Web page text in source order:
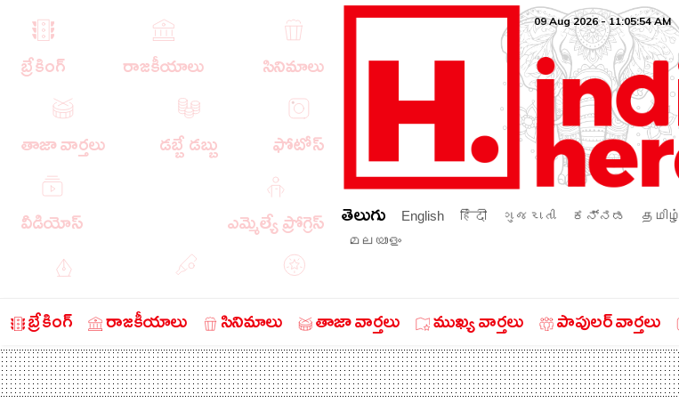
బ్రేకింగ్ రాజకీయాలు సినిమాలు
తాజా వార్తలు డబ్బే డబ్బు ఫోటోస్
వీడియోస్ ఎమ్మెల్యే ప్రోగ్రెస్
ఎడిటోరియల్
చరిత్రలో ఈ రోజు నేరాలు ఆటో
09 Aug 2026 - 11:05:54 AM
తెలుగు English हिंदी ગુજરાતી ಕನ್ನಡ தமிழ்
മലയാളം
బ్రేకింగ్ రాజకీయాలు సినిమాలు తాజా వార్తలు ముఖ్య వార్తలు పాపులర్ వార్తలు